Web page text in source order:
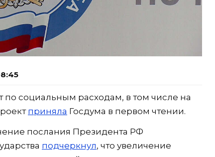
по социальным расходам, в том числе на
приняла Госдума в первом чтении.
послания Президента РФ
подчеркнул, что увеличение